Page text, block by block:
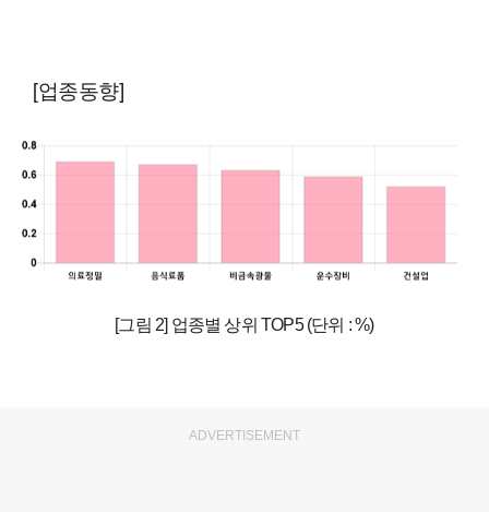
[업종동향]
[그림 2] 업종별 상위 TOP5 (단위 : %)
ADVERTISEMENT